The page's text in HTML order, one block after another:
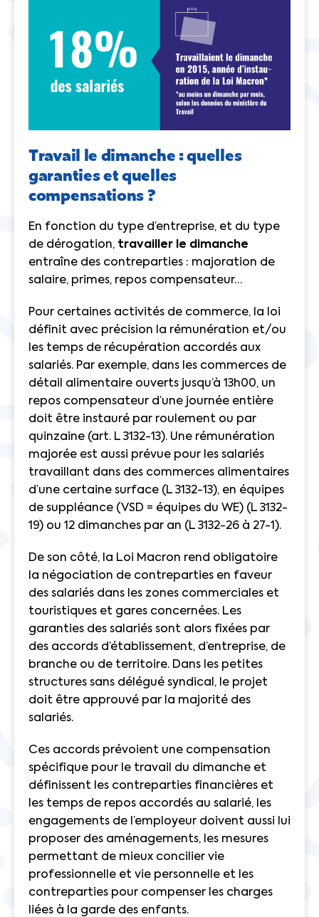
Travail le dimanche : quelles
garanties et quelles
compensations ?
En fonction du type d’entreprise, et du type
de dérogation, travailler le dimanche
entraîne des contreparties : majoration de
salaire, primes, repos compensateur…
Pour certaines activités de commerce, la loi
définit avec précision la rémunération et/ou
les temps de récupération accordés aux
salariés. Par exemple, dans les commerces de
détail alimentaire ouverts jusqu’à 13h00, un
repos compensateur d’une journée entière
doit être instauré par roulement ou par
quinzaine (art. L 3132-13). Une rémunération
majorée est aussi prévue pour les salariés
travaillant dans des commerces alimentaires
d’une certaine surface (L 3132-13), en équipes
de suppléance (VSD = équipes du WE) (L 3132-
19) ou 12 dimanches par an (L 3132-26 à 27-1).
De son côté, la Loi Macron rend obligatoire
la négociation de contreparties en faveur
des salariés dans les zones commerciales et
touristiques et gares concernées. Les
garanties des salariés sont alors fixées par
des accords d’établissement, d’entreprise, de
branche ou de territoire. Dans les petites
structures sans délégué syndical, le projet
doit être approuvé par la majorité des
salariés.
Ces accords prévoient une compensation
spécifique pour le travail du dimanche et
définissent les contreparties financières et
les temps de repos accordés au salarié, les
engagements de l’employeur doivent aussi lui
proposer des aménagements, les mesures
permettant de mieux concilier vie
professionnelle et vie personnelle et les
contreparties pour compenser les charges
liées à la garde des enfants.